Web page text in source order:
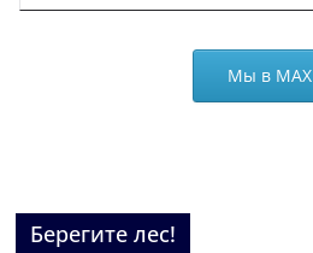
Мы в МАХ
Берегите лес!